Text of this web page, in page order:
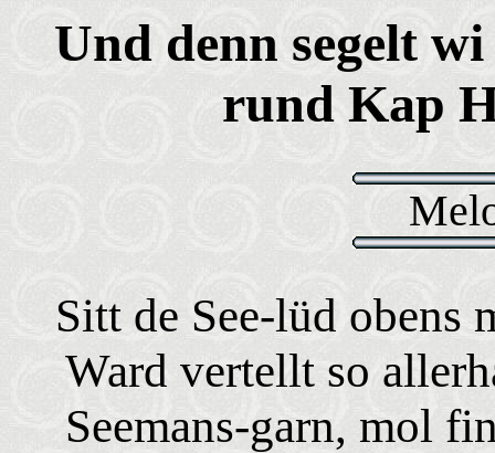
Und denn segelt
rund Kap
Sitt de See-lüd obens
Ward vertellt so
Seemans-garn, mol